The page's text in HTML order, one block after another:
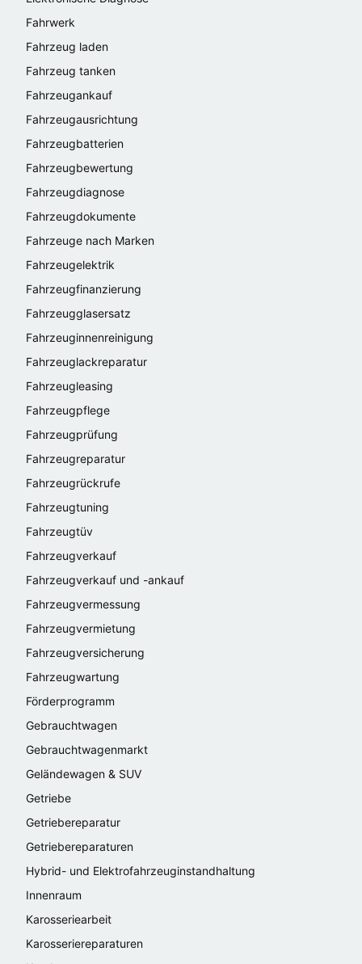
Fahrwerk
Fahrzeug laden
Fahrzeug tanken
Fahrzeugankauf
Fahrzeugausrichtung
Fahrzeugbatterien
Fahrzeugbewertung
Fahrzeugdiagnose
Fahrzeugdokumente
Fahrzeuge nach Marken
Fahrzeugelektrik
Fahrzeugfinanzierung
Fahrzeugglasersatz
Fahrzeuginnenreinigung
Fahrzeuglackreparatur
Fahrzeugleasing
Fahrzeugpflege
Fahrzeugprüfung
Fahrzeugreparatur
Fahrzeugrückrufe
Fahrzeugtuning
Fahrzeugtüv
Fahrzeugverkauf
Fahrzeugverkauf und -ankauf
Fahrzeugvermessung
Fahrzeugvermietung
Fahrzeugversicherung
Fahrzeugwartung
Förderprogramm
Gebrauchtwagen
Gebrauchtwagenmarkt
Geländewagen & SUV
Getriebe
Getriebereparatur
Getriebereparaturen
Hybrid- und Elektrofahrzeuginstandhaltung
Innenraum
Karosseriearbeit
Karosseriereparaturen